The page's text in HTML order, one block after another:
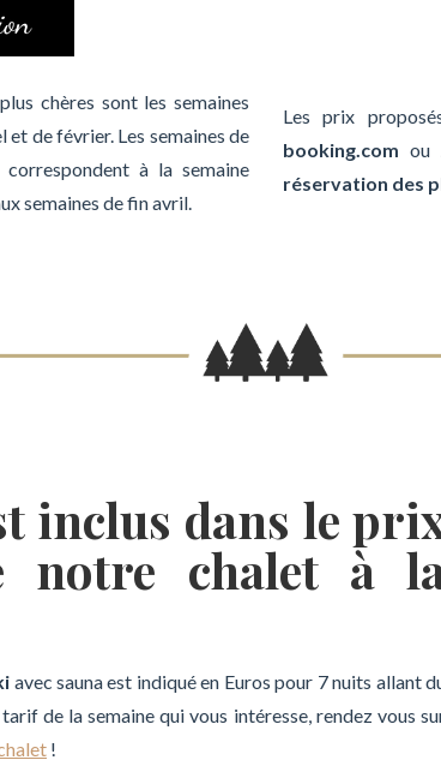
chères sont les semaines
de février. Les semaines de
correspondent à la semaine
semaines de fin avril.
Les prix
booking.com ou
réservation des
inclus dans le
notre chalet à
avec sauna est indiqué en Euros pour 7 nuits allant
de la semaine qui vous intéresse, rendez vous
!